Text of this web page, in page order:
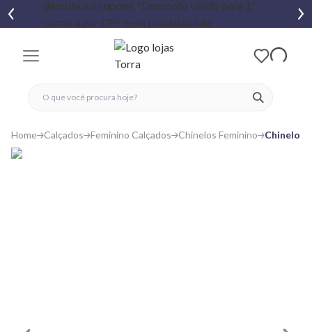
ver
fechar menu
fechar menu
favoritos
Home Calçados Feminino Calçados Chinelos Feminino Chinelo